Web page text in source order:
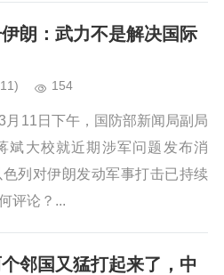
朗：武力不是解决国际
154
11日下午，国防部新闻局副局
斌大校就近期涉军问题发布消
对伊朗发动军事打击已持续
评论？...
邻国又猛打起来了，中